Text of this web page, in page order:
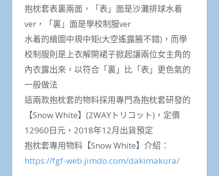
抱枕套表裏兩面，「表」面是沙灘排球水着
ver，「裏」面是學校制服ver
水着的繪圖中規中矩(大空遙露腋不錯)，而學
校制服則是上衣解開裙子掀起讓兩位女主角的
內衣露出來，以符合「裏」比「表」更色氣的
一般做法
這兩款抱枕套的物料採用專門為抱枕套研發的
【Snow White】(2WAYトリコット)，定價
12960日元，2018年12月出貨預定
抱枕套專用物料【Snow White】介紹：
https://fgf-web.jimdo.com/dakimakura/